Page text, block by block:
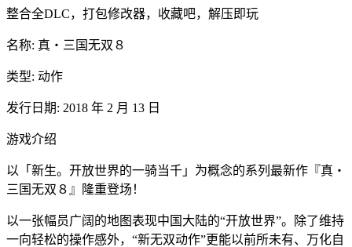
整合全DLC，打包修改器，收藏吧，解压即玩
名称: 真・三国无双８
类型: 动作
发行日期: 2018 年 2 月 13 日
游戏介绍
以「新生。开放世界的一骑当千」为概念的系列最新作『真・
三国无双８』隆重登场！
以一张幅员广阔的地图表现中国大陆的“开放世界”。除了维持
一向轻松的操作感外，“新无双动作”更能以前所未有、万化自